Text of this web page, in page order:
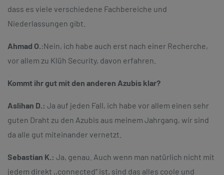
dass es viele verschiedene Fachbereiche und
Niederlassungen gibt.
Ahmad O.:Nein, ich habe auch erst nach einer Recherche,
vor allem zu Klüh Security, davon erfahren.
Kommt ihr gut mit den anderen Azubis klar?
Aslihan D.: Ja auf jeden Fall, ich habe vor allem einen sehr
guten Draht zu den Azubis aus meinem Jahrgang, wir sind
da alle gut miteinander vernetzt.
Sebastian K.: Ja, genau. Auch wenn man natürlich nicht mit
jedem direkt ,,connected‘‘ ist, sind das alles coole und